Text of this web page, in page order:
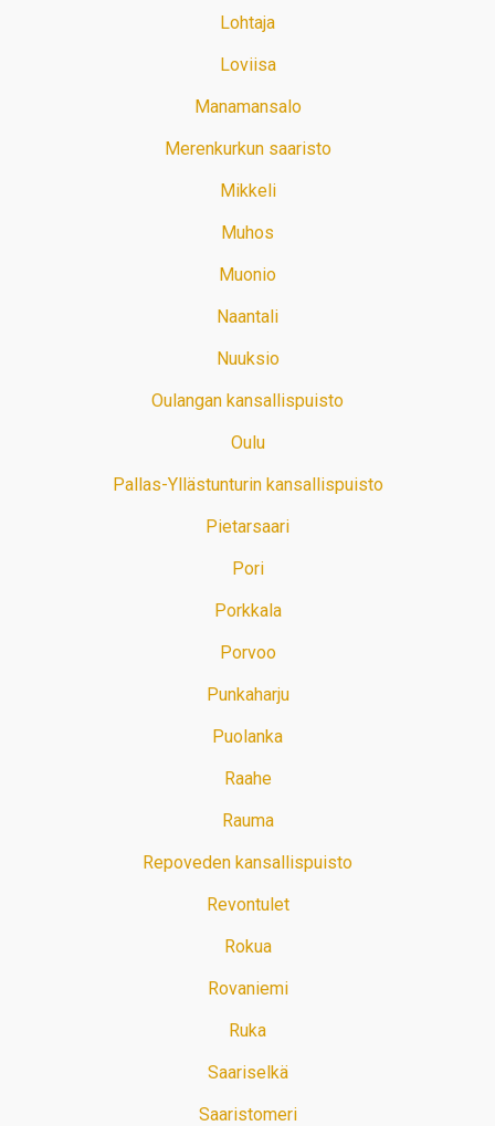
Lohtaja
Loviisa
Manamansalo
Merenkurkun saaristo
Mikkeli
Muhos
Muonio
Naantali
Nuuksio
Oulangan kansallispuisto
Oulu
Pallas-Yllästunturin kansallispuisto
Pietarsaari
Pori
Porkkala
Porvoo
Punkaharju
Puolanka
Raahe
Rauma
Repoveden kansallispuisto
Revontulet
Rokua
Rovaniemi
Ruka
Saariselkä
Saaristomeri